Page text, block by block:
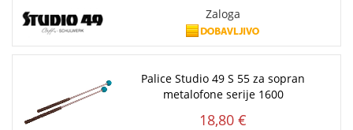
Zaloga
Palice Studio 49 S 55 za sopran
metalofone serije 1600
18,80 €